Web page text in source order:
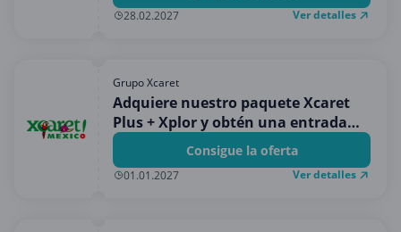
28.02.2027 Ver detalles
Grupo Xcaret
Adquiere nuestro paquete Xcaret
Plus + Xplor y obtén una entrada
GRATIS a Xenses.Consigue la oferta
01.01.2027 Ver detalles